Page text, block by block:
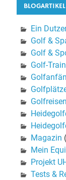
Ein
Golf &
Golf &
Golf-
Golfreisen
Magazin
Mein
Projekt
Tests &